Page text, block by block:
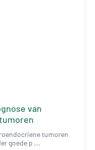
van
tumoren
goede p ...